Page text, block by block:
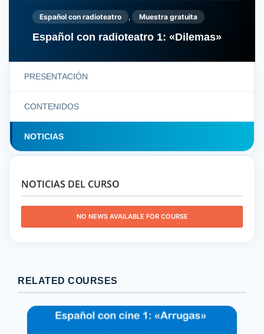
Español con radioteatro , Muestra gratuita
Español con radioteatro 1: «Dilemas»
PRESENTACIÓN
CONTENIDOS
NOTICIAS
NOTICIAS DEL CURSO
NO NEWS AVAILABLE FOR COURSE
RELATED COURSES